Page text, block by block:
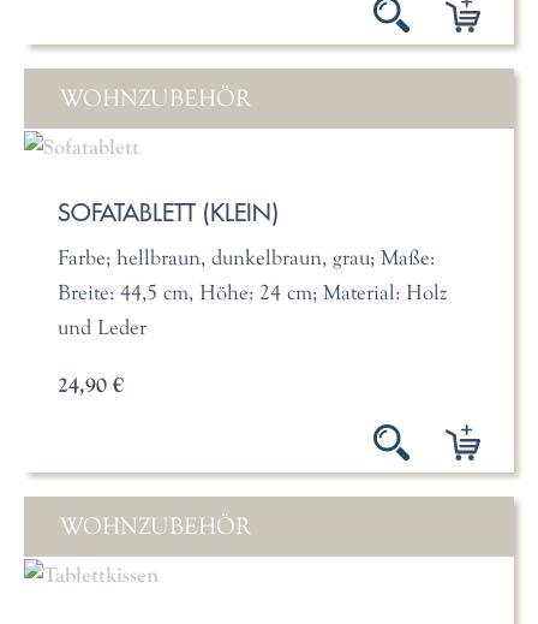
WOHNZUBEHÖR
SOFATABLETT (KLEIN)
Farbe; hellbraun, dunkelbraun, grau; Maße:
Breite: 44,5 cm, Höhe: 24 cm; Material: Holz
und Leder
24,90 €
WOHNZUBEHÖR